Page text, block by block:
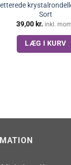
Sort
39,00 kr. inkl.
LÆG I KURV